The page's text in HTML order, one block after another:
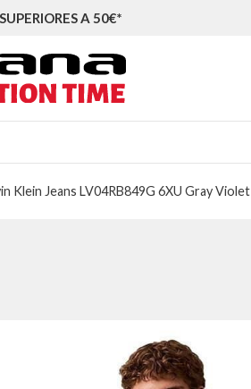
A 50€*
Klein Jeans LV04RB849G 6XU Gray Violet